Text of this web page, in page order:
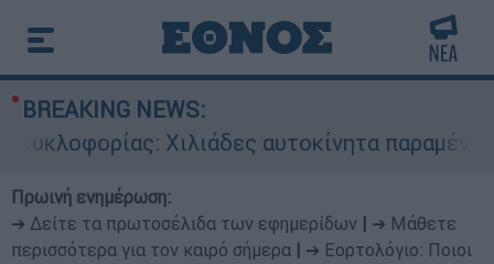
BREAKING NEWS:
Χιλιάδες αυτοκίνητα παραμένουν
Πρωινή ενημέρωση:
➔ Δείτε τα πρωτοσέλιδα των εφημερίδων
➔ Μάθετε
περισσότερα για τον καιρό σήμερα
➔ Εορτολόγιο: Ποιοι